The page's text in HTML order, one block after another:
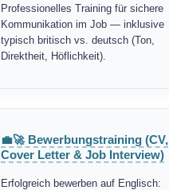
Professionelles Training für sichere
Kommunikation im Job — inklusive
typisch britisch vs. deutsch (Ton,
Direktheit, Höflichkeit).
💼🚀 Bewerbungstraining (CV,
Cover Letter & Job Interview)
Erfolgreich bewerben auf Englisch: